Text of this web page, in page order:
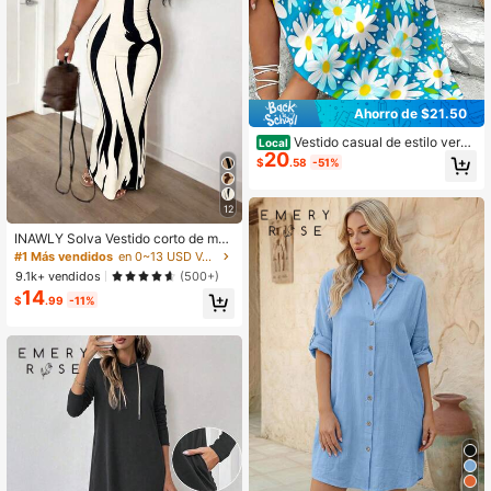
12
INAWLY Solva Vestido corto de man
ga corta ajustado y sexy con estam
pado para mujer en verano
#1 Más vendidos
en 0~13 USD Vestidos De Mujer
9.1k+ vendidos
(500+)
$14.99 -11%
Ahorro de $21.50
Local Vestido casual de estilo veran
iego para damas con estampado de
margaritas, sin mangas, para playa,
$20.58 -51%